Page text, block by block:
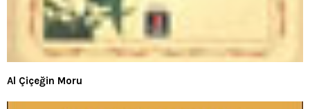
Al Çiçeğin Moru